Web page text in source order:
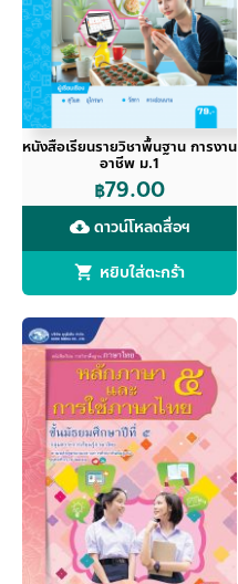
หนังสือเรียนรายวิชาพื้นฐาน การงาน
อาชีพ ม.1
฿79.00
cloud_downloadดาวน์โหลดสื่อฯ
หยิบใส่ตะกร้า